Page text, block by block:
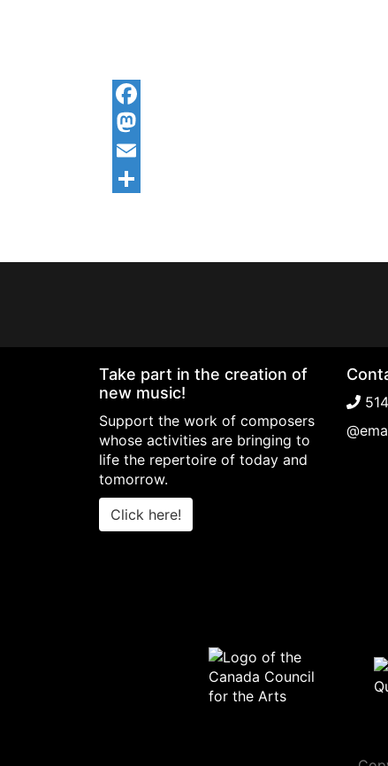
Facebook
Mastodon
Email
Take part in the creation of
new music!
Support the work of composers
whose activities are bringing to
life the repertoire of today and
tomorrow.
Click here!